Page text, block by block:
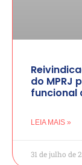
do MPRJ
funcional
LEIA MAIS »
31 de julho de